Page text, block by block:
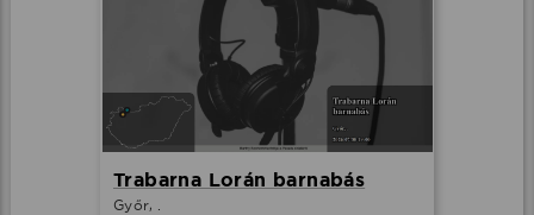
Trabarna Lorán barnabás
Győr, .